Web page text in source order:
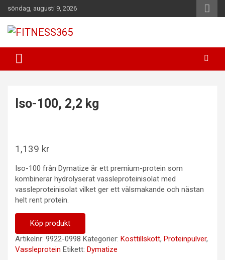
Hoppa
till
innehåll
söndag, augusti 9, 2026
FITNESS365
Iso-100, 2,2 kg
1,139 kr
Iso-100 från Dymatize är ett premium-protein som
kombinerar hydrolyserat vassleproteinisolat med
vassleproteinisolat vilket ger ett välsmakande och nästan
helt rent protein.
Köp produkt
Artikelnr: 9922-0998 Kategorier: Kosttillskott, Proteinpulver,
Vassleprotein Etikett: Dymatize